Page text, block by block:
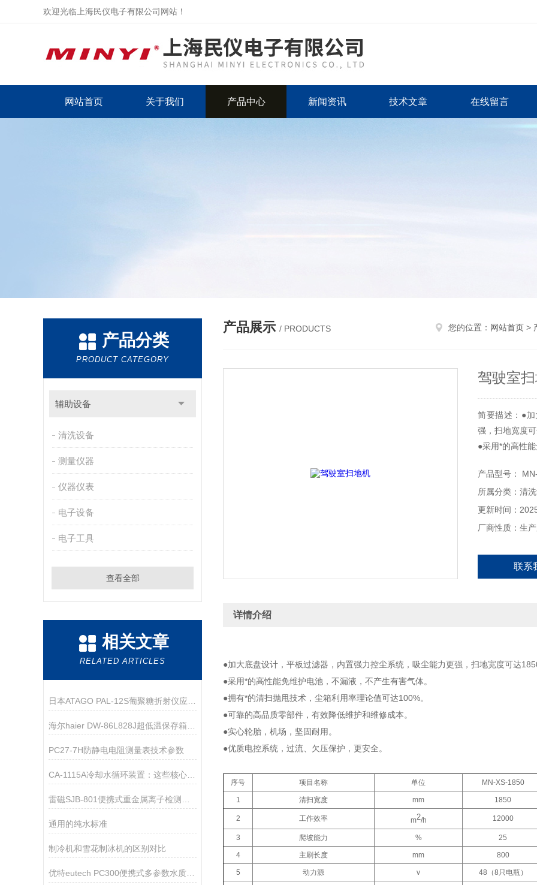
欢迎光临上海民仪电子有限公司网站！
网站首页 关于我们 产品中心 新闻资讯 技术文章 在线留言
产品分类
PRODUCT CATEGORY
辅助设备
清洗设备
测量仪器
仪器仪表
电子设备
电子工具
查看全部
相关文章
RELATED ARTICLES
PC27-7H防静电电阻测量表技术参数
CA-1115A冷却水循环装置：这些核心领域，都离不开它的关键助力！
通用的纯水标准
制冷机和雪花制冰机的区别对比
产品展示 / PRODUCTS 您的位置： 网站首页 >
驾驶室
简要描述：●
强，扫地宽度可
●采用*的高性
产品型号：
所属分类：清
更新时间：
厂商性质：生
联系
详情介绍
●加大底盘设计，平板过滤器，内置强力控尘系统，吸尘能力更强，扫地宽度可达
●采用*的高性能免维护电池，不漏液，不产生有害气体。
●拥有*的清扫抛甩技术，尘箱利用率理论值可达100%。
●可靠的高品质零部件，有效降低维护和维修成本。
●实心轮胎，机场，坚固耐用。
●优质电控系统，过流、欠压保护，更安全。
序号 项目名称 单位 MN-XS-1850
1 清扫宽度 mm 1850
2 工作效率 m2/h 12000
3 爬坡能力 % 25
4 主刷长度 mm 800
5 动力源 v 48（8只电瓶）